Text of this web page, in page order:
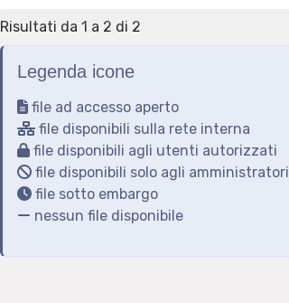
Risultati da 1 a 2 di 2
Legenda icone
file ad accesso aperto
file disponibili sulla rete interna
file disponibili agli utenti autorizzati
file disponibili solo agli amministratori
file sotto embargo
nessun file disponibile